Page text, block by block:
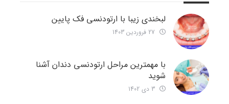
لبخندی زیبا با ارتودنسی فک پایین
با مهمترین مراحل ارتودنسی دندان آشنا
شوید